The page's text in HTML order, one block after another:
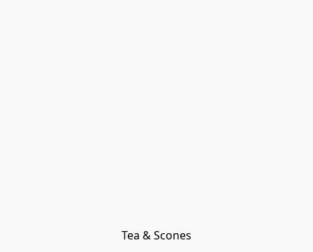
Tea & Scones